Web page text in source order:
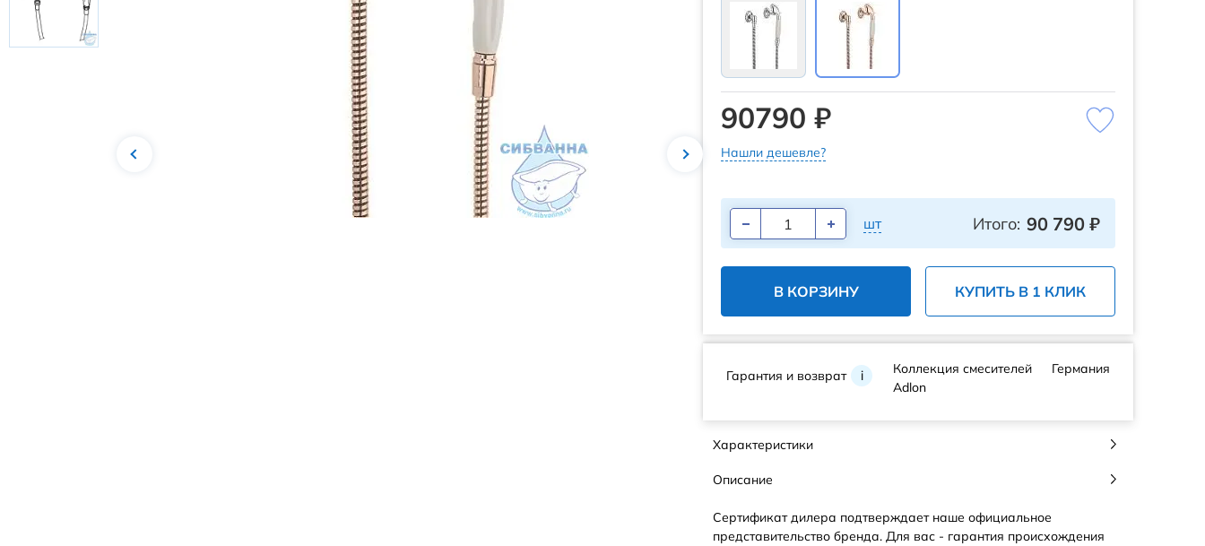
90790 ₽
Нашли дешевле?
шт Итого: 90 790 ₽
В КОРЗИНУ КУПИТЬ В 1 КЛИК
Гарантия и возврат i
Коллекция смесителей
Adlon
Германия
Характеристики
Описание
Сертификат дилера подтверждает наше официальное
представительство бренда. Для вас - гарантия происхождения